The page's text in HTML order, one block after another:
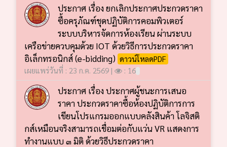
ประกาศ เรื่อง ยกเลิกประกาศประกวดราคา
ซื้อครุภัณฑ์ชุดปฏิบัติการคอมพิวเตอร์
ระบบบริหารจัดการห้องเรียน ผ่านระบบ
เครือข่ายควบคุมด้วย IOT ด้วยวิธีการประกวดราคา
อิเล็กทรอนิกส์ (e-bidding) ดาวน์โหลดPDF
เผยแพร่วันที่ : 23 ก.ค. 2569 |
: 16
ประกาศ เรื่อง ประกาศผู้ชนะการเสนอ
ราคา ประกวดราคาซื้อห้องปฏิบัติการการ
เขียนโปรแกรมออกแบบคลังสินค้า โลจิสติ
กส์เหมือนจริงสามารถเชื่อมต่อกับแว่น VR แสดงการ
ทำงานแบบ ๓ มิติ ด้วยวิธีประกวดราคา